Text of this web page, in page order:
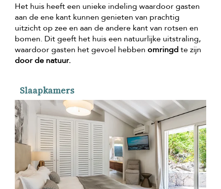
Het huis heeft een unieke indeling waardoor gasten
aan de ene kant kunnen genieten van prachtig
uitzicht op zee en aan de andere kant van rotsen en
bomen. Dit geeft het huis een natuurlijke uitstraling,
waardoor gasten het gevoel hebben omringdte zijn
door de natuur.
Slaapkamers